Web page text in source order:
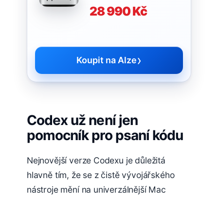
28 990 Kč
Koupit na Alze›
Codex už není jen
pomocník pro psaní kódu
Nejnovější verze Codexu je důležitá
hlavně tím, že se z čistě vývojářského
nástroje mění na univerzálnější Mac